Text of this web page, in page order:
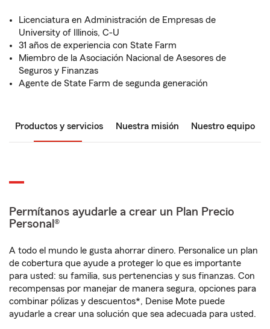
Licenciatura en Administración de Empresas de
University of Illinois, C-U
31 años de experiencia con State Farm
Miembro de la Asociación Nacional de Asesores de
Seguros y Finanzas
Agente de State Farm de segunda generación
Productos y servicios Nuestra misión Nuestro equipo
Permítanos ayudarle a crear un Plan Precio
Personal®
A todo el mundo le gusta ahorrar dinero. Personalice un plan
de cobertura que ayude a proteger lo que es importante
para usted: su familia, sus pertenencias y sus finanzas. Con
recompensas por manejar de manera segura, opciones para
combinar pólizas y descuentos*, Denise Mote puede
ayudarle a crear una solución que sea adecuada para usted.